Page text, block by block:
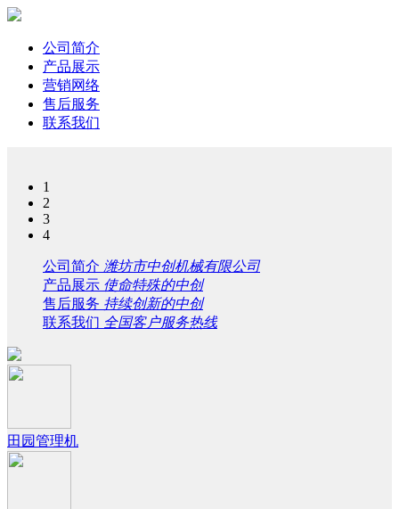
公司简介
产品展示
营销网络
售后服务
联系我们
1
2
3
4
公司简介 潍坊市中创机械有限公司
产品展示 使命特殊的中创
售后服务 持续创新的中创
联系我们 全国客户服务热线
田园管理机